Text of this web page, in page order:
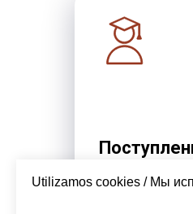
Разрабатываем
Utilizamos cookies / Мы